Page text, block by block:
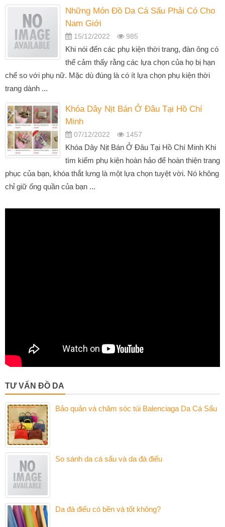
Những Món Đồ Da Cá Sấu Phải Có Cho
Nam Giới
15/12/2022 985
Khi nói đến các phụ kiện thời trang, đàn ông có
thể cảm thấy rằng các lựa chọn của họ bị hạn
chế so với phụ nữ. Mặc dù đúng là có ít lựa chọn phụ kiện thời
trang dành ...
Khóa Dây Nịt Bán Ở Đâu Tại Hồ Chí
Minh
07/12/2022 1457
Khóa Dây Nịt Bán Ở Đâu Tại Hồ Chí Minh Khi
tìm kiếm phụ kiện hoàn hảo để hoàn thiện trang
phục của bạn, khóa thắt lưng là một lựa chọn tuyệt vời. Nó không
chỉ giữ ống quần của bạn ...
TƯ VẤN ĐỒ DA
Bảo quản và chăm sóc túi Balenciaga Da Cá Sấu
So sánh da cá sấu và da đà điểu
Da đà điểu có bền và tốt không?